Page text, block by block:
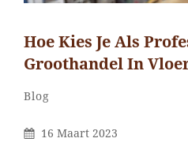
Hoe Kies Je Als
Groothandel In
Categorieën
Blog
Gepubliceerd
16 Maart 2023